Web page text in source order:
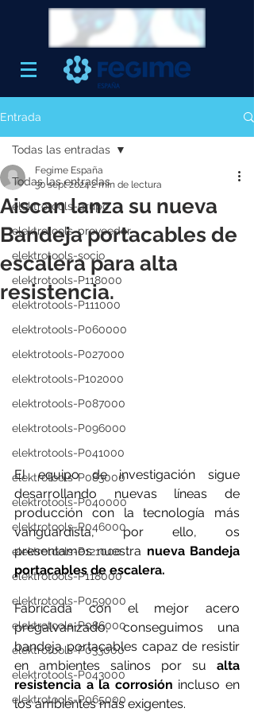
Entrada
Todas las entradas
elektrotools-grupo
elektrotools-proveedor
elektrotools-socio
elektrotools-P118000
elektrotools-P111000
elektrotools-P060000
elektrotools-P027000
elektrotools-P102000
elektrotools-P087000
elektrotools-P096000
elektrotools-P041000
elektrotools-P083000
elektrotools-P040000
elektrotools-P046000
elektrotools-P121000
elektrotools-P118000
elektrotools-P059000
elektrotools-P086000
elektrotools-P033000
elektrotools-P043000
elektrotools-P065000
Todas las entradas
Aiscan lanza su nueva
Bandeja portacables de
escalera para alta
resistencia.
Fegime España
30 sept 20242 min de lectura
El equipo de investigación sigue
desarrollando nuevas líneas de
producción con la tecnología más
vanguardista, por ello, os
presentamos nuestra nueva Bandeja
portacables de escalera.
Fabricada con el mejor acero
pregalvanizado, conseguimos una
bandeja portacables capaz de resistir
en ambientes salinos por su alta
resistencia a la corrosión incluso en
los ambientes más exigentes.